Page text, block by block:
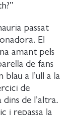
passat
El
amant pels
de fans
a l’ull a la
de
de l’altra.
i repassa la